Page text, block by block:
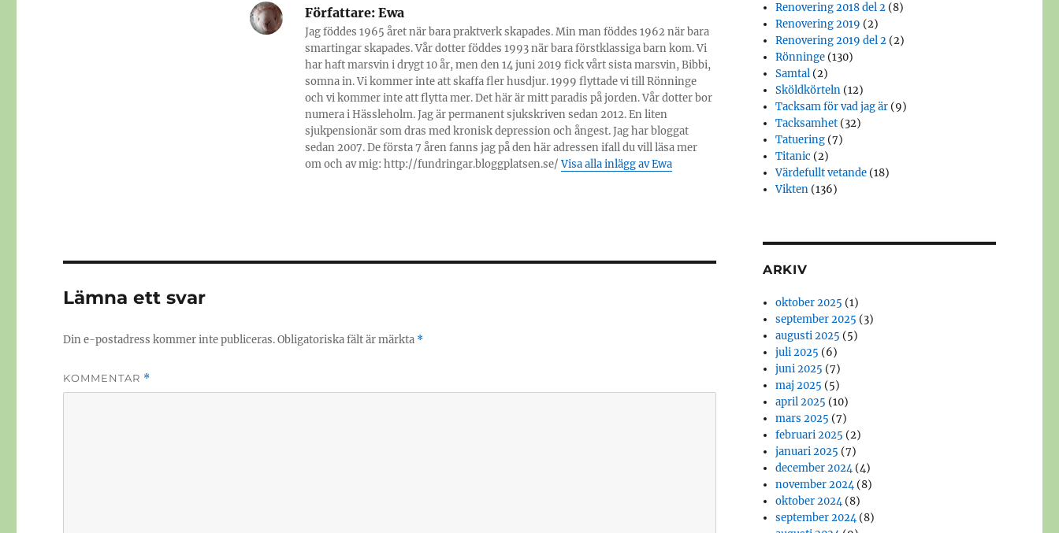
Författare:Ewa
Jag föddes 1965 året när bara praktverk skapades. Min man föddes 1962 när bara
smartingar skapades. Vår dotter föddes 1993 när bara förstklassiga barn kom. Vi
har haft marsvin i drygt 10 år, men den 14 juni 2019 fick vårt sista marsvin, Bibbi,
somna in. Vi kommer inte att skaffa fler husdjur. 1999 flyttade vi till Rönninge
och vi kommer inte att flytta mer. Det här är mitt paradis på jorden. Vår dotter bor
numera i Hässleholm. Jag är permanent sjukskriven sedan 2012. En liten
sjukpensionär som dras med kronisk depression och ångest. Jag har bloggat
sedan 2007. De första 7 åren fanns jag på den här adressen ifall du vill läsa mer
om och av mig: http://fundringar.bloggplatsen.se/Visa alla inlägg av Ewa
Lämna ett svar
Din e-postadress kommer inte publiceras.Obligatoriska fält är märkta *
KOMMENTAR *
Renovering 2018 del 2 (8)
Renovering 2019 (2)
Renovering 2019 del 2 (2)
Rönninge (130)
Samtal (2)
Sköldkörteln (12)
Tacksam för vad jag är (9)
Tacksamhet (32)
Tatuering (7)
Titanic (2)
Värdefullt vetande (18)
Vikten (136)
ARKIV
oktober 2025 (1)
september 2025 (3)
augusti 2025 (5)
juli 2025 (6)
juni 2025 (7)
maj 2025 (5)
april 2025 (10)
mars 2025 (7)
februari 2025 (2)
januari 2025 (7)
december 2024(4)
november 2024(8)
oktober 2024(8)
september 2024(8)